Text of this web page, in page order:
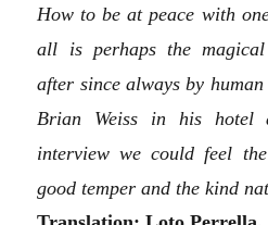
How to be at peace with
all is perhaps the
after since always by
Brian Weiss in his hotel
interview we could feel
good temper and the kind